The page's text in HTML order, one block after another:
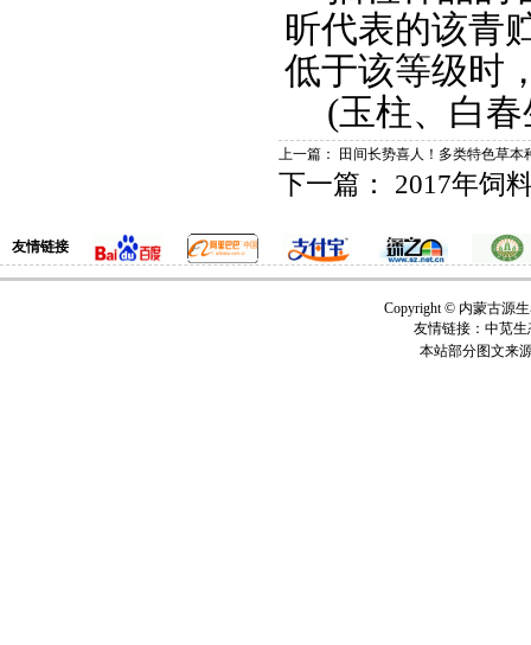
昕代表的该青
低于该等级时
(玉柱、白
上一篇： 田间长势喜人！多类特色草本
下一篇： 2017年饲
友情链接
Copyright © 内蒙古源
友情链接：中苋
本站部分图文来